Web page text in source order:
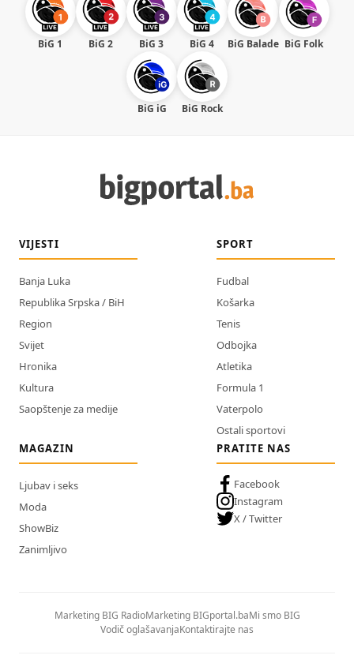
BiG 1 BiG 2 BiG 3 BiG 4 BiG Balade BiG Folk
BiG iG BiG Rock
VIJESTI
Banja Luka
Republika Srpska / BiH
Region
Svijet
Hronika
Kultura
Saopštenje za medije
SPORT
Fudbal
Košarka
Tenis
Odbojka
Atletika
Formula 1
Vaterpolo
Ostali sportovi
MAGAZIN
Ljubav i seks
Moda
ShowBiz
Zanimljivo
PRATITE NAS
Facebook
Instagram
X / Twitter
Marketing BIG RadioMarketing BIGportal.baMi smo BIG
Vodič oglašavanjaKontaktirajte nas